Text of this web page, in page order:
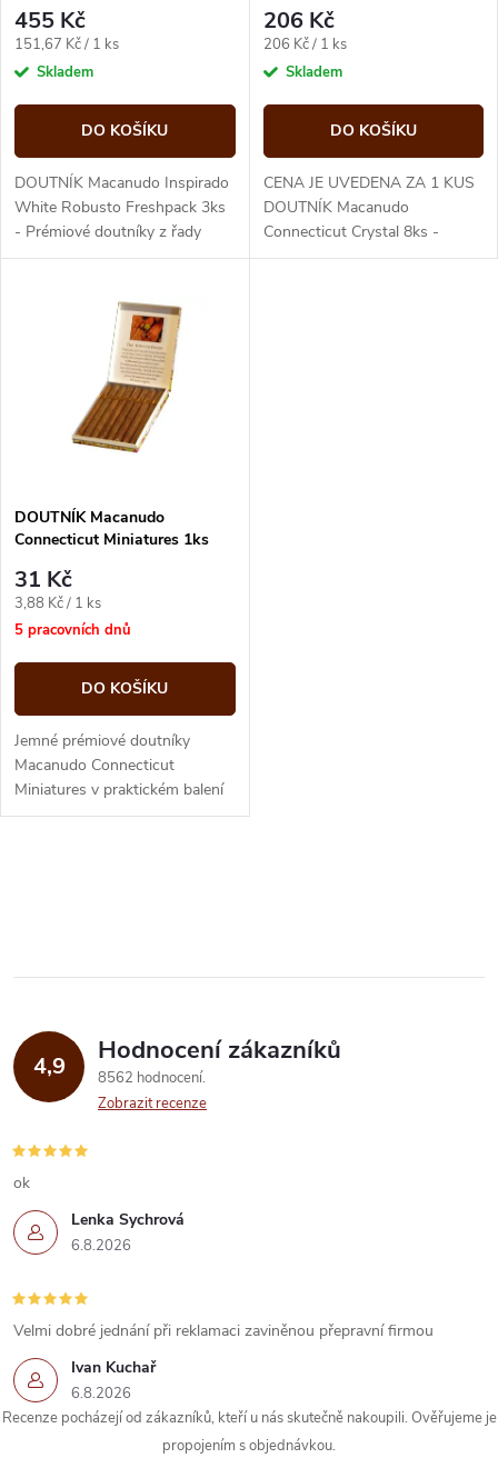
r
o
d
u
k
r
o
d
u
455 Kč
Měrná
cena:
151,67 Kč / 1 ks
Skladem
DO KOŠÍKU
DOUTNÍK Macanudo Inspirado
White Robusto Freshpack 3ks
- Prémiové doutníky z řady
Inspirado White od značky
206 Kč
Měrná
cena:
206 Kč / 1 ks
Skladem
DO KOŠÍKU
CENA JE UVEDENA ZA 1 KUS
DOUTNÍK Macanudo
Connecticut Crystal 8ks -
Prémiové doutníky z řady
DOUTNÍK Macanudo
Connecticut Miniatures 1ks
31 Kč
Měrná
cena:
3,88 Kč / 1 ks
5 pracovních dnů
DO KOŠÍKU
Jemné prémiové doutníky
Macanudo Connecticut
Miniatures v praktickém balení
8 ks. Krémová a lehká chuť s
l
d
a
c
í
p
r
v
k
y
4,9 Hodnocení zákazníků
8562 hodnocení
Zobrazit recenze
Lenka Sychrová
6.8.2026
ok
Ivan Kuchař
6.8.2026
Velmi dobré jednání při reklamaci zaviněnou přepravní firmou
Recenze pocházejí od zákazníků, kteří u nás skutečně nakoupili. Ověřujeme je
propojením s objednávkou.